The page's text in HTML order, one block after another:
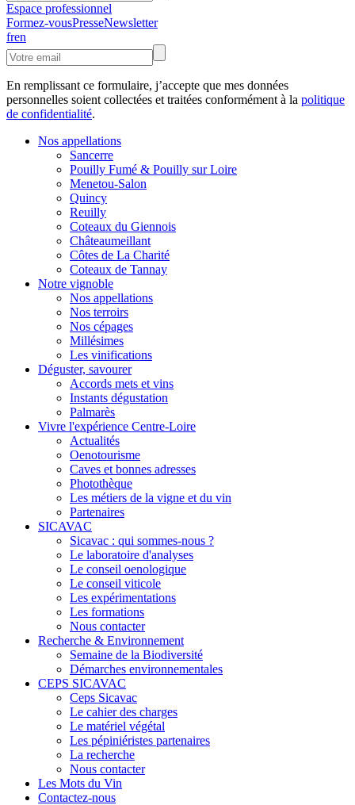
Espace professionnel
Formez-vousPresseNewsletter
fren
En remplissant ce formulaire, j’accepte que mes données
personnelles soient collectées et traitées conformément à la politique
de confidentialité.
Nos appellations
Sancerre
Pouilly Fumé & Pouilly sur Loire
Menetou-Salon
Quincy
Reuilly
Coteaux du Giennois
Châteaumeillant
Côtes de La Charité
Coteaux de Tannay
Notre vignoble
Nos appellations
Nos terroirs
Nos cépages
Millésimes
Les vinifications
Déguster, savourer
Accords mets et vins
Instants dégustation
Palmarès
Vivre l'expérience Centre-Loire
Actualités
Oenotourisme
Caves et bonnes adresses
Photothèque
Les métiers de la vigne et du vin
Partenaires
SICAVAC
Sicavac : qui sommes-nous ?
Le laboratoire d'analyses
Le conseil oenologique
Le conseil viticole
Les expérimentations
Les formations
Nous contacter
Recherche & Environnement
Semaine de la Biodiversité
Démarches environnementales
CEPS SICAVAC
Ceps Sicavac
Le cahier des charges
Le matériel végétal
Les pépiniéristes partenaires
La recherche
Nous contacter
Les Mots du Vin
Contactez-nous